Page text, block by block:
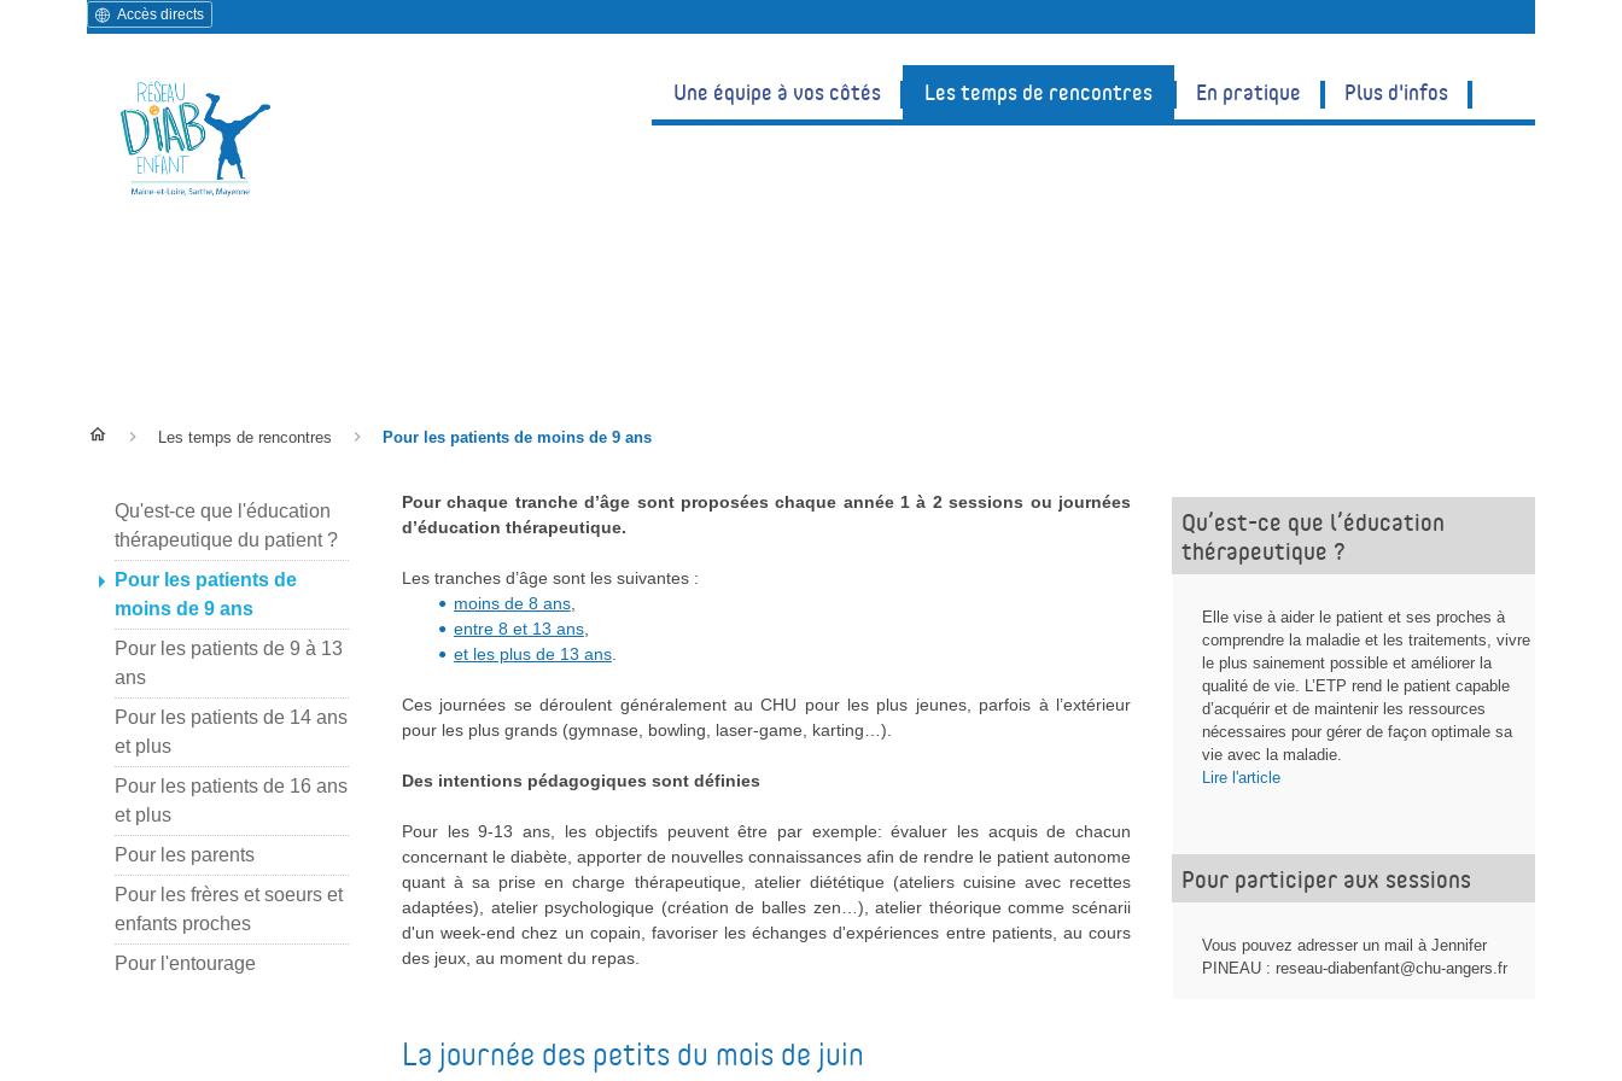
Accès directs
Une équipe à vos côtés Les temps de rencontres En pratique Plus d'infos
Les temps de rencontres Pour les patients de moins de 9 ans
Pour chaque tranche d’âge sont proposées chaque année 1 à 2 sessions ou journées
d’éducation thérapeutique.
Les tranches d’âge sont les suivantes :
moins de 8 ans,
entre 8 et 13 ans,
et les plus de 13 ans.
Ces journées se déroulent généralement au CHU pour les plus jeunes, parfois à l’extérieur
pour les plus grands (gymnase, bowling, laser-game, karting…).
Des intentions pédagogiques sont définies
Pour les 9-13 ans, les objectifs peuvent être par exemple: évaluer les acquis de chacun
concernant le diabète, apporter de nouvelles connaissances afin de rendre le patient autonome
quant à sa prise en charge thérapeutique, atelier diététique (ateliers cuisine avec recettes
adaptées), atelier psychologique (création de balles zen…), atelier théorique comme scénarii
d'un week-end chez un copain, favoriser les échanges d'expériences entre patients, au cours
des jeux, au moment du repas.
La journée des petits du mois de juin
Qu’est-ce que l’éducation
thérapeutique ?
Elle vise à aider le patient et ses proches à
comprendre la maladie et les traitements, vivre
le plus sainement possible et améliorer la
qualité de vie. L’ETP rend le patient capable
d’acquérir et de maintenir les ressources
nécessaires pour gérer de façon optimale sa
vie avec la maladie.
Lire l'article
Pour participer aux sessions
Vous pouvez adresser un mail à Jennifer
PINEAU : reseau-diabenfant@chu-angers.fr
Qu'est-ce que l'éducation
thérapeutique du patient ?
Pour les patients de
moins de 9 ans
Pour les patients de 9 à 13
ans
Pour les patients de 14 ans
et plus
Pour les patients de 16 ans
et plus
Pour les parents
Pour les frères et soeurs et
enfants proches
Pour l'entourage